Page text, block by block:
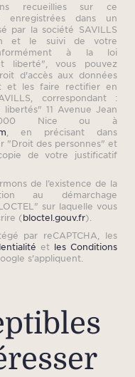
recueillies sur ce
enregistrées dans un
par la société SAVILLS
et le suivi de votre
à la loi
liberté", vous pouvez
d'accès aux données
et les faire rectifier en
correspondant :
11 Avenue Jean
Nice ou à
, en précisant dans
"Droit des personnes" et
de votre justificatif
de l’existence de la
au démarchage
sur laquelle vous
(bloctel.gouv.fr).
par reCAPTCHA, les
et les Conditions
s'appliquent.